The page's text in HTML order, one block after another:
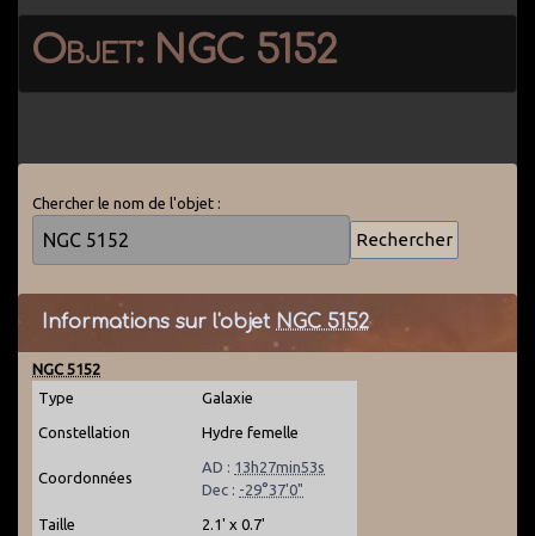
Objet: NGC 5152
Chercher le nom de l'objet :
Informations sur l'objet NGC 5152
NGC 5152
Type
Galaxie
Constellation Hydre femelle
Coordonnées
AD : 13h27min53s
Dec : -29°37'0"
Taille 2.1' x 0.7'